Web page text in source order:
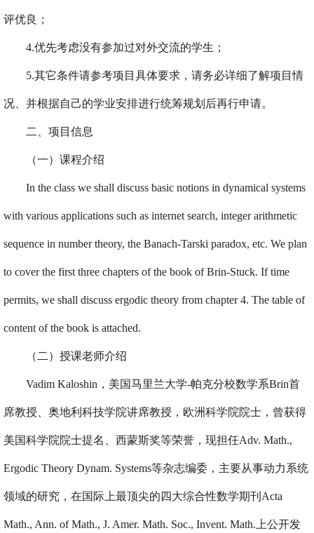
评优良；
4.优先考虑没有参加过对外交流的学生；
5.其它条件请参考项目具体要求，请务必详细了解项目情
况、并根据自己的学业安排进行统筹规划后再行申请。
二、项目信息
（一）课程介绍
In the class we shall discuss basic notions in dynamical systems
with various applications such as internet search, integer arithmetic
sequence in number theory, the Banach-Tarski paradox, etc. We plan
to cover the first three chapters of the book of Brin-Stuck. If time
permits, we shall discuss ergodic theory from chapter 4. The table of
content of the book is attached.
（二）授课老师介绍
Vadim Kaloshin，美国马里兰大学-帕克分校数学系Brin首
席教授、奥地利科技学院讲席教授，欧洲科学院院士，曾获得
美国科学院院士提名、西蒙斯奖等荣誉，现担任Adv. Math.,
Ergodic Theory Dynam. Systems等杂志编委，主要从事动力系统
领域的研究，在国际上最顶尖的四大综合性数学期刊Acta
Math., Ann. of Math., J. Amer. Math. Soc., Invent. Math.上公开发